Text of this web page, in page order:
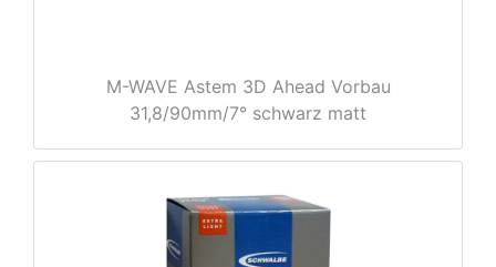
M-WAVE Astem 3D Ahead Vorbau
31,8/90mm/7° schwarz matt